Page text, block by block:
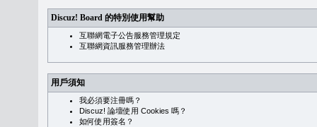
Discuz! Board 的特別使用幫助
互聯網電子公告服務管理規定
互聯網資訊服務管理辦法
用戶須知
我必須要注冊嗎？
Discuz! 論壇使用 Cookies 嗎？
如何使用簽名？